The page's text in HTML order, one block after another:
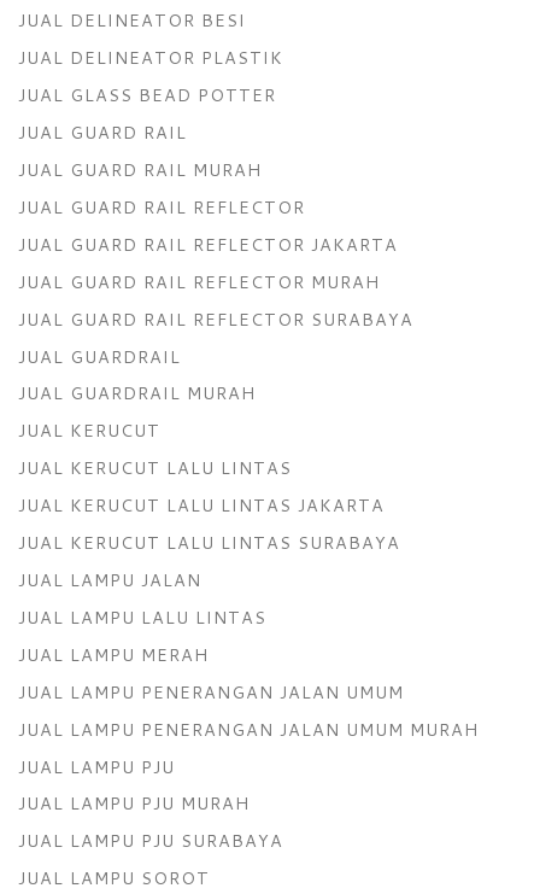
JUAL DELINEATOR BESI
JUAL DELINEATOR PLASTIK
JUAL GLASS BEAD POTTER
JUAL GUARD RAIL
JUAL GUARD RAIL MURAH
JUAL GUARD RAIL REFLECTOR
JUAL GUARD RAIL REFLECTOR JAKARTA
JUAL GUARD RAIL REFLECTOR MURAH
JUAL GUARD RAIL REFLECTOR SURABAYA
JUAL GUARDRAIL
JUAL GUARDRAIL MURAH
JUAL KERUCUT
JUAL KERUCUT LALU LINTAS
JUAL KERUCUT LALU LINTAS JAKARTA
JUAL KERUCUT LALU LINTAS SURABAYA
JUAL LAMPU JALAN
JUAL LAMPU LALU LINTAS
JUAL LAMPU MERAH
JUAL LAMPU PENERANGAN JALAN UMUM
JUAL LAMPU PENERANGAN JALAN UMUM MURAH
JUAL LAMPU PJU
JUAL LAMPU PJU MURAH
JUAL LAMPU PJU SURABAYA
JUAL LAMPU SOROT